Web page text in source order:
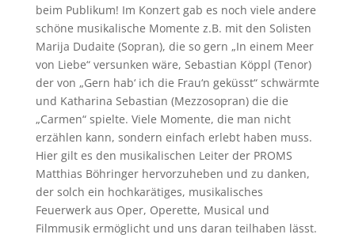
beim Publikum! Im Konzert gab es noch viele andere
schöne musikalische Momente z.B. mit den Solisten
Marija Dudaite (Sopran), die so gern „In einem Meer
von Liebe“ versunken wäre, Sebastian Köppl (Tenor)
der von „Gern hab‘ ich die Frau‘n geküsst“ schwärmte
und Katharina Sebastian (Mezzosopran) die die
„Carmen“ spielte. Viele Momente, die man nicht
erzählen kann, sondern einfach erlebt haben muss.
Hier gilt es den musikalischen Leiter der PROMS
Matthias Böhringer hervorzuheben und zu danken,
der solch ein hochkarätiges, musikalisches
Feuerwerk aus Oper, Operette, Musical und
Filmmusik ermöglicht und uns daran teilhaben lässt.